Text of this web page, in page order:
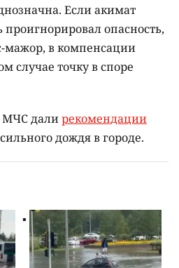
Если акимат
проигнорировал опасность,
мажор, в компенсации
случае точку в споре
МЧС далирекомендации
дождя в городе.